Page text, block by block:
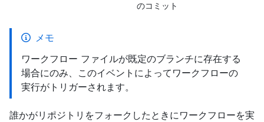
のコミット
メモ
ワークフロー ファイルが既定のブランチに存在する
場合にのみ、このイベントによってワークフローの
実行がトリガーされます。
誰かがリポジトリをフォークしたときにワークフローを実